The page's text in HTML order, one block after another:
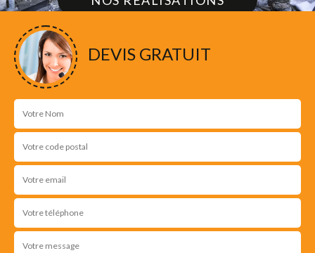
DEVIS GRATUIT